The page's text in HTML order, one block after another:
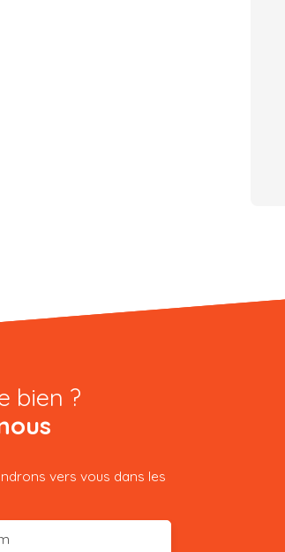
bien ?
vers vous dans les